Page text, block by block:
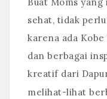
Buat Moms
sehat, tidak
karena ada
dan berbagai
kreatif dari
melihat-lihat